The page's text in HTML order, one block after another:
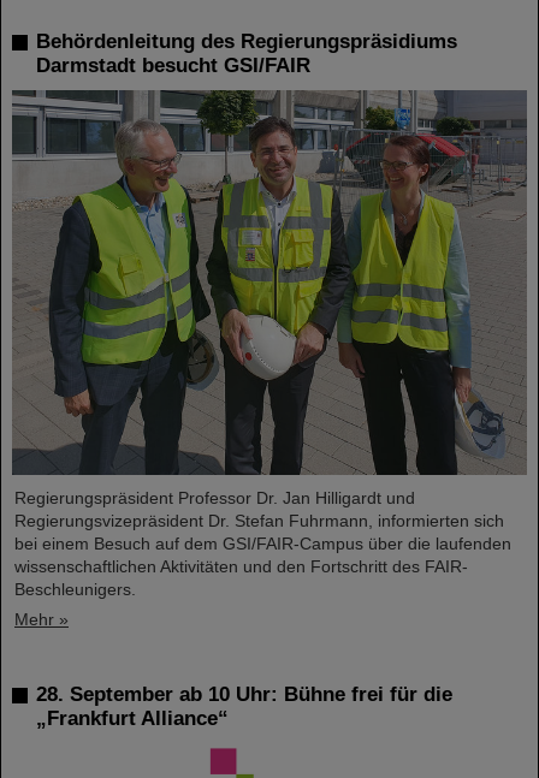
Behördenleitung des Regierungspräsidiums
Darmstadt besucht GSI/FAIR
Regierungspräsident Professor Dr. Jan Hilligardt und
Regierungsvizepräsident Dr. Stefan Fuhrmann, informierten sich
bei einem Besuch auf dem GSI/FAIR-Campus über die laufenden
wissenschaftlichen Aktivitäten und den Fortschritt des FAIR-
Beschleunigers.
Mehr »
28. September ab 10 Uhr: Bühne frei für die
„Frankfurt Alliance“